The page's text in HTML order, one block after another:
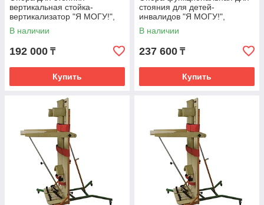
вертикальная стойка-
вертикализатор "Я МОГУ!",
размер 3
В наличии
192 000 ₸
Купить
стояния для детей-
инвалидов "Я МОГУ!",
исполнение ОС-212,
размер0
В наличии
237 600 ₸
Купить